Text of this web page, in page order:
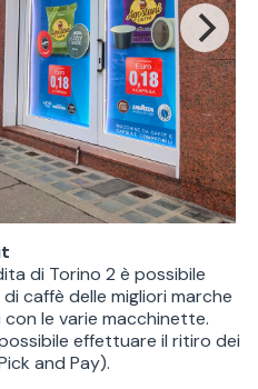
di Torino 2 è possibile
caffè delle migliori marche
le varie macchinette.
effettuare il ritiro dei
and Pay).